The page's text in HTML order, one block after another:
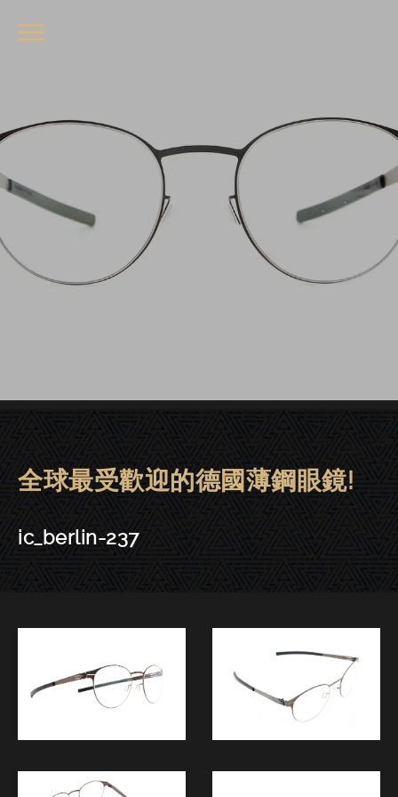
ic! berlin眼鏡 | 東門－ic_berlin-
全球最受歡迎的德國薄鋼眼鏡!
ic_berlin-237